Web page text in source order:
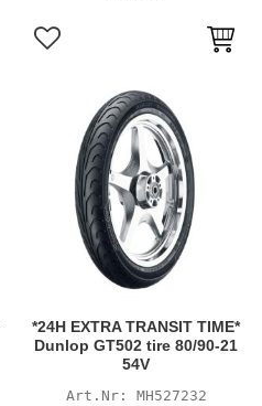
Lägg till i favoriter
*24H EXTRA TRANSIT TIME*
Dunlop GT502 tire 80/90-21
54V
MH527232